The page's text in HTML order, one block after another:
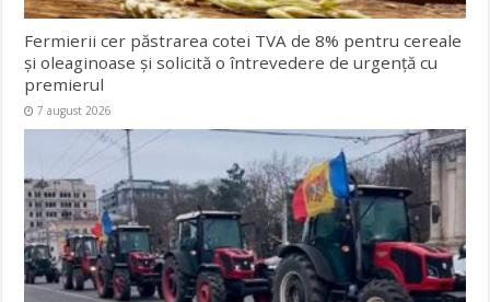
Fermierii cer păstrarea cotei TVA de 8% pentru cereale
și oleaginoase și solicită o întrevedere de urgență cu
premierul
7 august 2026